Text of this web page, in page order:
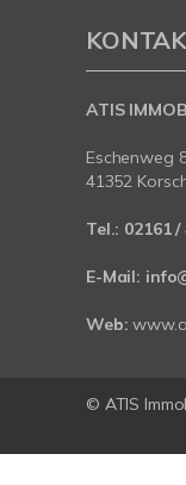
ATIS
Eschenweg
41352
Tel.: 02161
E-Mail:
Web:
© ATIS